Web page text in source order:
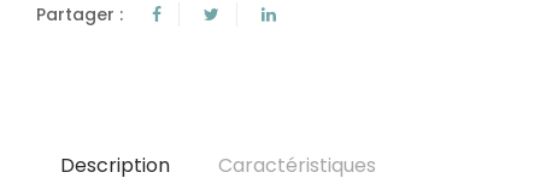
Partager :
Description Caractéristiques